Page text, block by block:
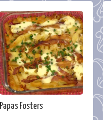
Papas Fosters